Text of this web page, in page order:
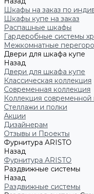
Шкафы на заказ по
Шкафы купе на заказ
Распашные шкафы
Гардеробные системы
Межкомнатные
Двери для шкафа купе
Назад
Двери для шкафа купе
Классическая коллекция
Современная коллекция
Коллекция современной
Стеллажи и полки
Акции
Дизайнерам
Отзывы и Проекты
Фурнитура ARISTO
Назад
Фурнитура ARISTO
Раздвижные системы
Назад
Раздвижные системы